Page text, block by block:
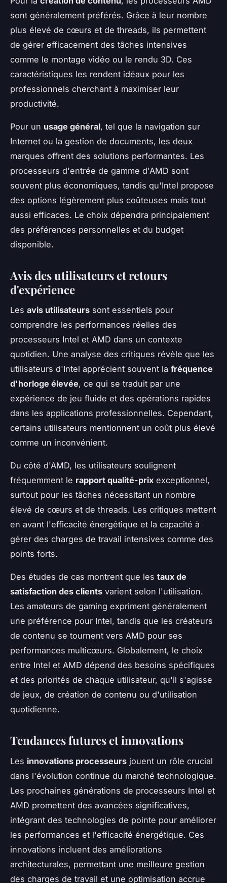
sont généralement préférés. Grâce à leur nombre
plus élevé de cœurs et de threads, ils permettent
de gérer efficacement des tâches intensives
comme le montage vidéo ou le rendu 3D. Ces
caractéristiques les rendent idéaux pour les
professionnels cherchant à maximiser leur
productivité.
Pour un usage général, tel que la navigation sur
Internet ou la gestion de documents, les deux
marques offrent des solutions performantes. Les
processeurs d'entrée de gamme d'AMD sont
souvent plus économiques, tandis qu'Intel propose
des options légèrement plus coûteuses mais tout
aussi efficaces. Le choix dépendra principalement
des préférences personnelles et du budget
disponible.
Avis des utilisateurs et retours
d'expérience
Les avis utilisateurs sont essentiels pour
comprendre les performances réelles des
processeurs Intel et AMD dans un contexte
quotidien. Une analyse des critiques révèle que les
utilisateurs d'Intel apprécient souvent la fréquence
d'horloge élevée, ce qui se traduit par une
expérience de jeu fluide et des opérations rapides
dans les applications professionnelles. Cependant,
certains utilisateurs mentionnent un coût plus élevé
comme un inconvénient.
Du côté d'AMD, les utilisateurs soulignent
fréquemment le rapport qualité-prix exceptionnel,
surtout pour les tâches nécessitant un nombre
élevé de cœurs et de threads. Les critiques mettent
en avant l'efficacité énergétique et la capacité à
gérer des charges de travail intensives comme des
points forts.
Des études de cas montrent que les taux de
satisfaction des clients varient selon l'utilisation.
Les amateurs de gaming expriment généralement
une préférence pour Intel, tandis que les créateurs
de contenu se tournent vers AMD pour ses
performances multicœurs. Globalement, le choix
entre Intel et AMD dépend des besoins spécifiques
et des priorités de chaque utilisateur, qu'il s'agisse
de jeux, de création de contenu ou d'utilisation
quotidienne.
Tendances futures et innovations
Les innovations processeurs jouent un rôle crucial
dans l'évolution continue du marché technologique.
Les prochaines générations de processeurs Intel et
AMD promettent des avancées significatives,
intégrant des technologies de pointe pour améliorer
les performances et l'efficacité énergétique. Ces
innovations incluent des améliorations
architecturales, permettant une meilleure gestion
des charges de travail et une optimisation accrue